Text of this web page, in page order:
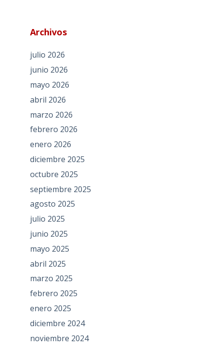
Archivos
julio 2026
junio 2026
mayo 2026
abril 2026
marzo 2026
febrero 2026
enero 2026
diciembre 2025
octubre 2025
septiembre 2025
agosto 2025
julio 2025
junio 2025
mayo 2025
abril 2025
marzo 2025
febrero 2025
enero 2025
diciembre 2024
noviembre 2024